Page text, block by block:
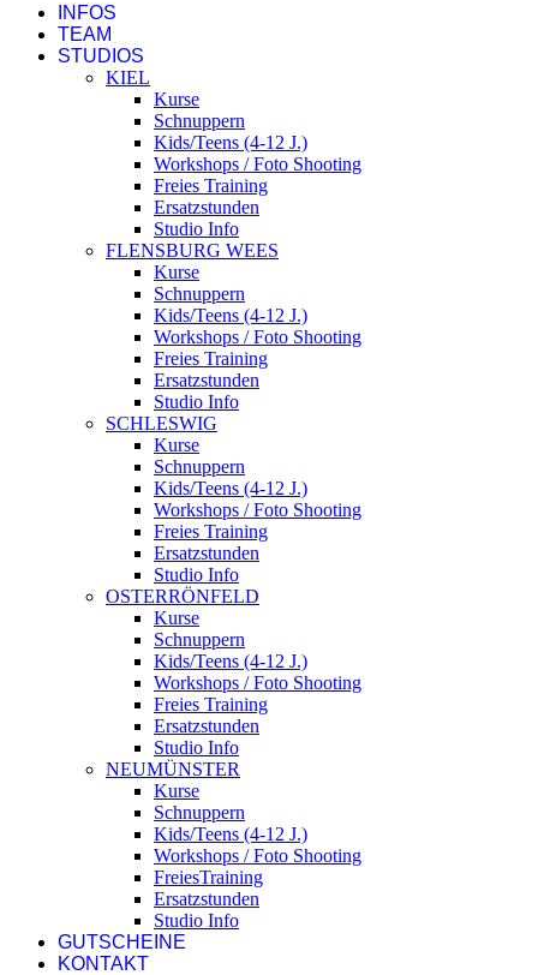
INFOS
TEAM
STUDIOS
KIEL
Kurse
Schnuppern
Kids/Teens (4-12 J.)
Workshops / Foto Shooting
Freies Training
Ersatzstunden
Studio Info
FLENSBURG WEES
Kurse
Schnuppern
Kids/Teens (4-12 J.)
Workshops / Foto Shooting
Freies Training
Ersatzstunden
Studio Info
SCHLESWIG
Kurse
Schnuppern
Kids/Teens (4-12 J.)
Workshops / Foto Shooting
Freies Training
Ersatzstunden
Studio Info
OSTERRÖNFELD
Kurse
Schnuppern
Kids/Teens (4-12 J.)
Workshops / Foto Shooting
Freies Training
Ersatzstunden
Studio Info
NEUMÜNSTER
Kurse
Schnuppern
Kids/Teens (4-12 J.)
Workshops / Foto Shooting
FreiesTraining
Ersatzstunden
Studio Info
GUTSCHEINE
KONTAKT